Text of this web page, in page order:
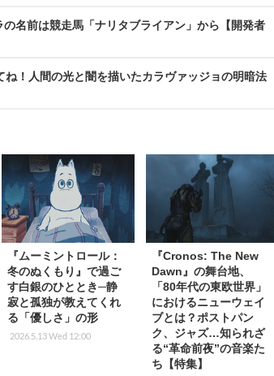
名前は競走馬「ナリタブライアン」から【開発者
！人間の光と闇を描いたカラヴァッジョの明暗法
『ムーミントロール：
冬のぬくもり』で過ご
す白銀のひととき─静
寂と孤独が教えてくれ
る「優しさ」の形
2026.5.13 Wed 12:00
『Cronos: The New
Dawn』の舞台地、
「80年代の東欧世界」
におけるニューウェイ
ブとは？ポストパン
ク、ジャズ…知られざ
る“革命前夜”の音楽た
ち【特集】